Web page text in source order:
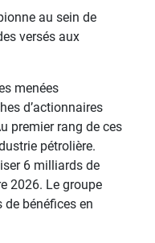
au sein de
versés aux
menées
d’actionnaires
premier rang de ces
pétrolière.
6 milliards de
2026. Le groupe
bénéfices en